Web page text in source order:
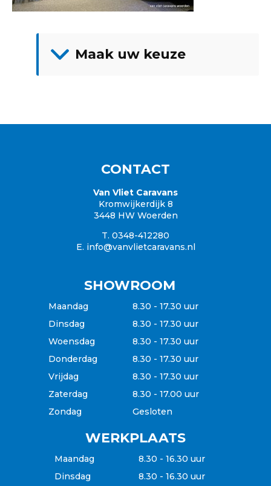
Maak uw keuze
Knaus
Campers
Garantie
Inkoop / Caravan verkopen
Verzekering
Betaalgemak
CONTACT
Van Vliet Caravans
Kromwijkerdijk 8
3448 HW Woerden
T. 0348-412280
E. info@vanvlietcaravans.nl
SHOWROOM
Maandag
8.30 - 17.30 uur
Dinsdag
8.30 - 17.30 uur
Woensdag
8.30 - 17.30 uur
Donderdag
8.30 - 17.30 uur
Vrijdag
8.30 - 17.30 uur
Zaterdag
8.30 - 17.00 uur
Zondag
Gesloten
WERKPLAATS
Maandag
8.30 - 16.30 uur
Dinsdag
8.30 - 16.30 uur